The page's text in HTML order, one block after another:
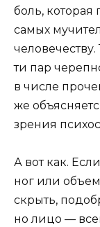
боль, которая
самых
ти пар
в числе
же
зрения
А вот как.
ног или объем
скрыть,
но лицо —